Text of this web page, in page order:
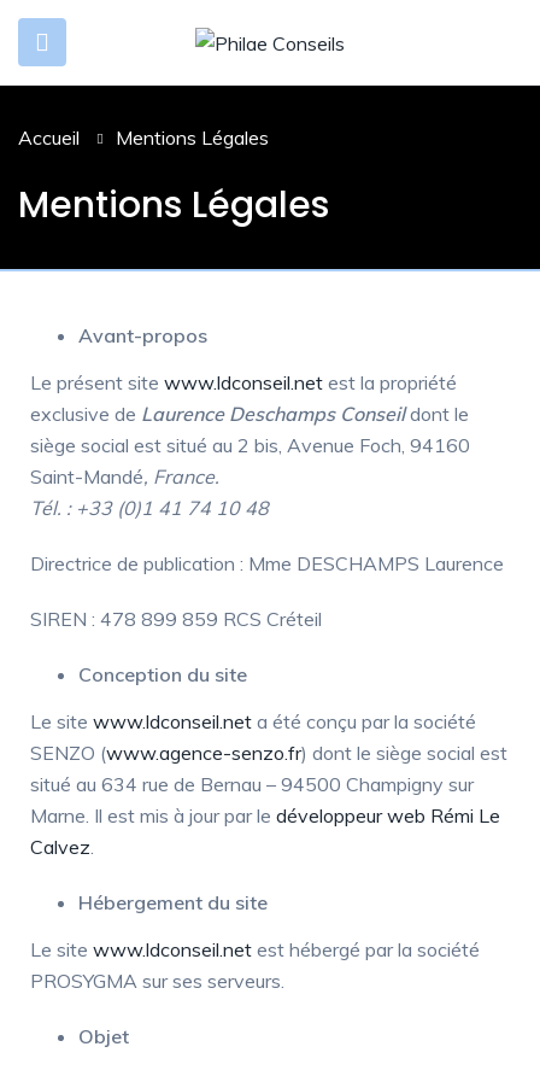
Accueil Mentions Légales
Mentions Légales
Avant-propos
Le présent site www.ldconseil.net est la propriété
exclusive de Laurence Deschamps Conseildont le
siège social est situé au 2 bis, Avenue Foch, 94160
Saint-Mandé, France.
Tél. : +33 (0)1 41 74 10 48
Directrice de publication : Mme DESCHAMPS Laurence
SIREN : 478 899 859 RCS Créteil
Conception du site
Le site www.ldconseil.net a été conçu par la société
SENZO (www.agence-senzo.fr) dont le siège social est
situé au 634 rue de Bernau – 94500 Champigny sur
Marne. Il est mis à jour par le développeur web Rémi Le
Calvez.
Hébergement du site
Le site www.ldconseil.net est hébergé par la société
PROSYGMA sur ses serveurs.
Objet